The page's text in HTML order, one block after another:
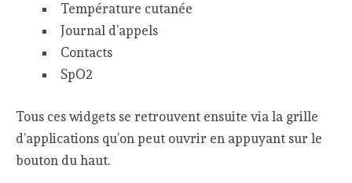
Température cutanée
Journal d’appels
Contacts
SpO2
Tous ces widgets se retrouvent ensuite via la grille
d’applications qu’on peut ouvrir en appuyant sur le
bouton du haut.